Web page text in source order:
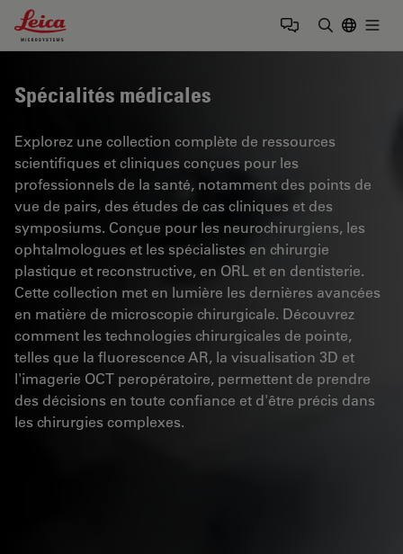
Leica Microsystems Logo
Spécialités médicales
Explorez une collection complète de ressources
scientifiques et cliniques conçues pour les
professionnels de la santé, notamment des points de
vue de pairs, des études de cas cliniques et des
symposiums. Conçue pour les neurochirurgiens, les
ophtalmologues et les spécialistes en chirurgie
plastique et reconstructive, en ORL et en dentisterie.
Cette collection met en lumière les dernières avancées
en matière de microscopie chirurgicale. Découvrez
comment les technologies chirurgicales de pointe,
telles que la fluorescence AR, la visualisation 3D et
l'imagerie OCT peropératoire, permettent de prendre
des décisions en toute confiance et d'être précis dans
les chirurgies complexes.